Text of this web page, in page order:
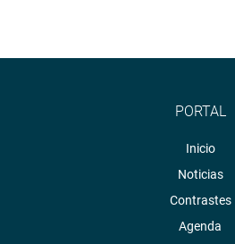
PORTAL
Inicio
Noticias
Contrastes
Agenda